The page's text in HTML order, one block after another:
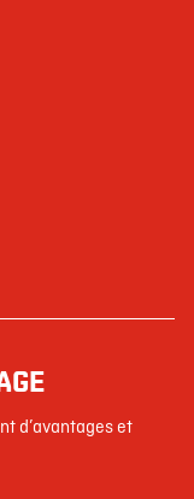
d’avantages et